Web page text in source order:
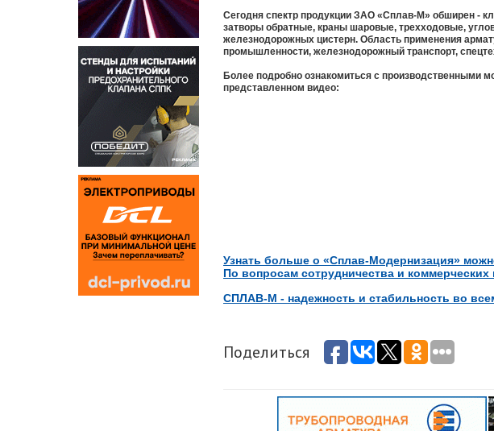
Сегодня спектр продукции ЗАО «Сплав-М» обширен -
затворы обратные, краны шаровые, трехходовые,
железнодорожных цистерн. Область применения
промышленности, железнодорожный транспорт,
Более подробно ознакомиться с производственными
представленном видео:
Узнать больше о «Сплав-Модернизация»
По вопросам сотрудничества и
СПЛАВ-М - надежность и стабильность во
Поделиться